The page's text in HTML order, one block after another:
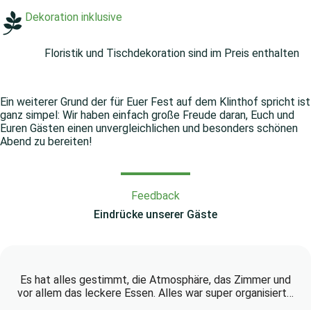
Dekoration inklusive
Floristik und Tischdekoration sind im Preis enthalten
Ein weiterer Grund der für Euer Fest auf dem Klinthof spricht ist
ganz simpel: Wir haben einfach große Freude daran, Euch und
Euren Gästen einen unvergleichlichen und besonders schönen
Abend zu bereiten!
Feedback
Eindrücke unserer Gäste
Es hat alles gestimmt, die Atmosphäre, das Zimmer und
vor allem das leckere Essen. Alles war super organisiert…